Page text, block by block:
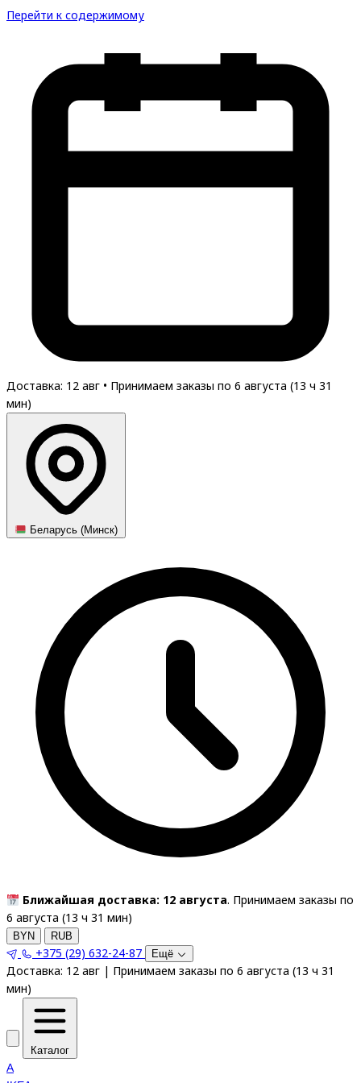
Перейти к содержимому
Доставка: 12 авг • Принимаем заказы по 6 августа (13 ч 31
мин)
Беларусь (Минск)
Ближайшая доставка: 12 августа. Принимаем заказы по
6 августа (13 ч 31 мин)
BYN RUB
+375 (29) 632-24-87 Ещё
Доставка: 12 авг | Принимаем заказы по 6 августа (13 ч 31
мин)
Каталог
A